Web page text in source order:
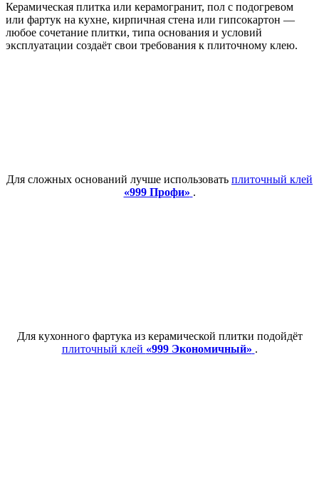
Керамическая плитка или керамогранит, пол с подогревом
или фартук на кухне, кирпичная стена или гипсокартон —
любое сочетание плитки, типа основания и условий
эксплуатации создаёт свои требования к плиточному клею.
Для сложных оснований лучше использовать плиточный клей
«999 Профи» .
Для кухонного фартука из керамической плитки подойдёт
плиточный клей «999 Экономичный» .